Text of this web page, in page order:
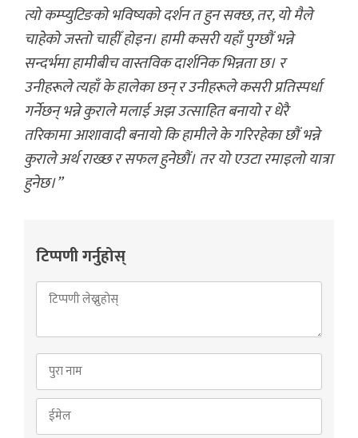
त्यो कम्प्युटिङको भविष्यको दर्शन त हुन सक्छ, तर, यो मैले
चाहेको जस्तो चाहीँ होइन। हामी कसरी यहाँ पुग्छौं भन्ने
सन्दर्भमा हामीबीच वास्तविक दार्शनिक भिन्नता छ। र
उनीहरूले त्यहाँ के हालेका छन् र उनीहरूले कसरी प्रतिस्पर्धा
गर्नेछन् भन्ने कुराले मलाई अझ उत्साहित बनायो र धेरै
तरिकामा आशावादी बनायो कि हामीले के गरिरहेका छौं भन्ने
कुराले अर्थ राख्छ र सफल हुनेछौं। तर यो एउटा रमाइलो यात्रा
हुनेछ।”
टिप्पणी गर्नुहोस्